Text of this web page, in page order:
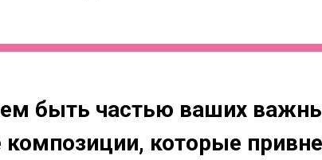
быть частью ваших
которые